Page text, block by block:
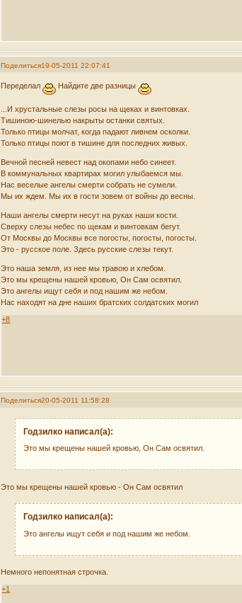
Поделиться19-05-2011 22:07:41
Переделал Найдите две разницы
...И хрустальные слезы росы на щеках и винтовках.
Тишиною-шинелью накрыты останки святых.
Только птицы молчат, когда падают ливнем осколки.
Только птицы поют в тишине для последних живых.
Вечной песней невест над окопами небо синеет.
В коммунальных квартирах могил улыбаемся мы.
Нас веселые ангелы смерти собрать не сумели.
Мы их ждем. Мы их в гости зовем от войны до весны.
Наши ангелы смерти несут на руках наши кости.
Сверху слезы небес по щекам и винтовкам бегут.
От Москвы до Москвы все погосты, погосты, погосты.
Это - русское поле. Здесь русские слезы текут.
Это наша земля, из нее мы травою и хлебом.
Это мы крещены нашей кровью, Он Сам освятил.
Это ангелы ищут себя и под нашим же небом.
Нас находят на дне наших братских солдатских могил
+8
Поделиться20-05-2011 11:58:28
Годзилко написал(а):
Это мы крещены нашей кровью, Он Сам освятил.
Это мы крещены нашей кровью - Он Сам освятил
Годзилко написал(а):
Это ангелы ищут себя и под нашим же небом.
Немного непонятная строчка.
+1